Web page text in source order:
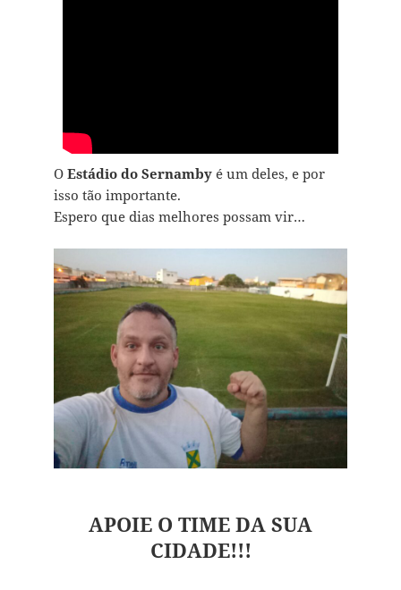
O Estádio do Sernamby é um deles, e por
isso tão importante.
Espero que dias melhores possam vir…
APOIE O TIME DA SUA
CIDADE!!!